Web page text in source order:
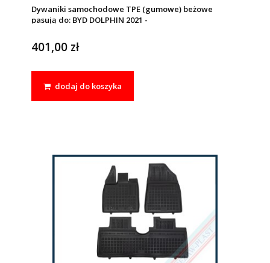
Dywaniki samochodowe TPE (gumowe) beżowe
pasują do: BYD DOLPHIN 2021 -
401,00 zł
dodaj do koszyka